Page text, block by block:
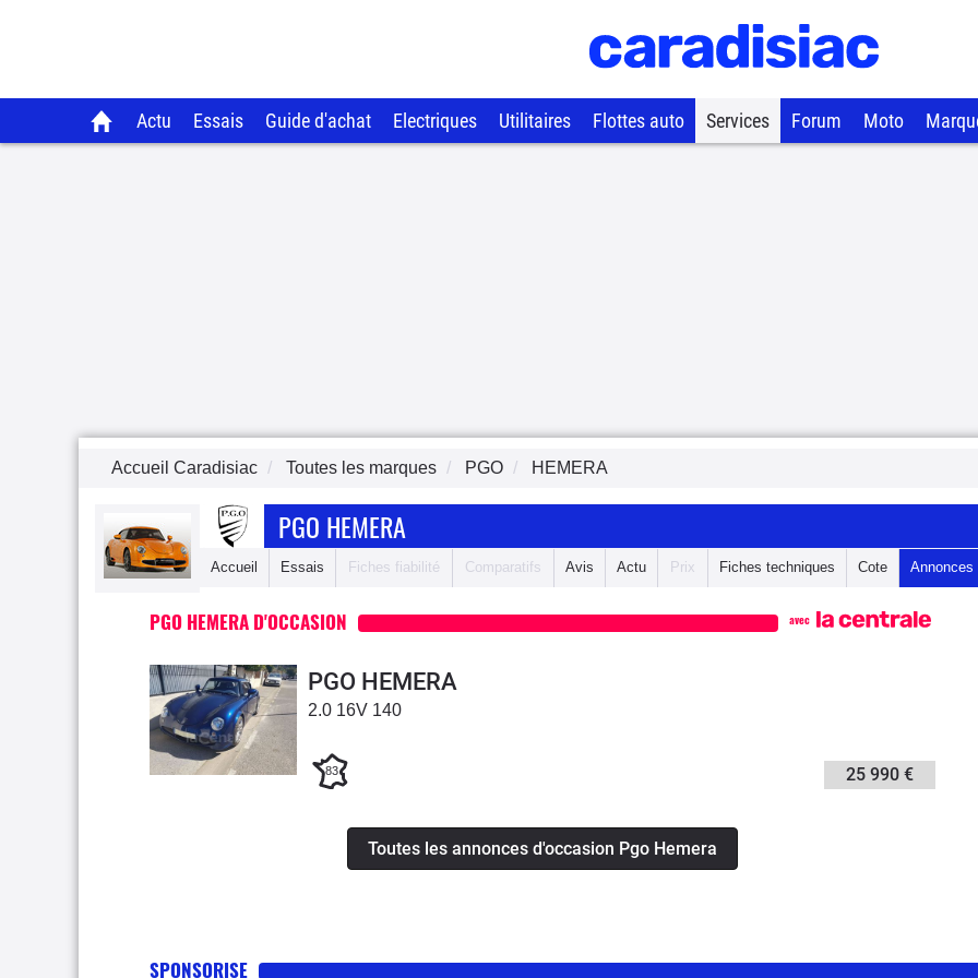
Actu Essais Guide d'achat Electriques Utilitaires Flottes auto Services Forum Moto
Accueil Caradisiac Toutes les marques PGO HEMERA
PGO HEMERA
Accueil Essais Fiches fiabilité Comparatifs Avis Actu Prix Fiches techniques Cote Annonces
PGO HEMERA D'OCCASION avec
PGO HEMERA
2.0 16V 140
83 25 990 €
Toutes les annonces d'occasion Pgo Hemera
SPONSORISE